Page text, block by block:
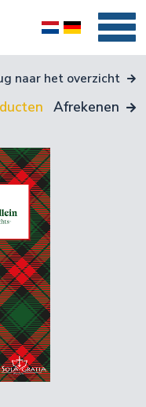
Afrekenen
naar het overzicht